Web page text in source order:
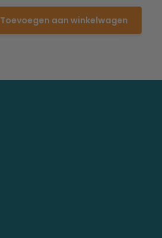
Toevoegen aan winkelwagen